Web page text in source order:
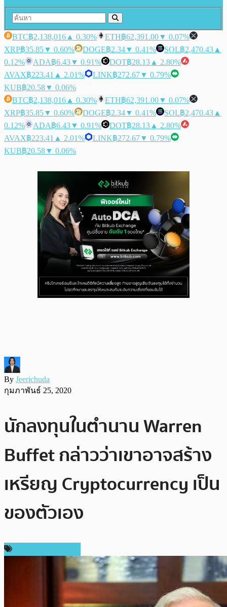
BTC฿2,138,016 ▲ 0.30% ETH฿62,391.00▼ 0.07%
XRP฿35.85▼ 0.60% DOGE฿2.34▼ 0.41% SOL฿2,470.43 ▲
0.12%
ADA฿6.43▼ 0.91% DOT฿28.13 ▲ 2.80%
AVAX฿223.41 ▲ 2.01% LINK฿272.67▼ 0.79%
KUB฿20.58▼ 0.06%
BTC฿2,138,016 ▲ 0.30% ETH฿62,391.00▼ 0.07%
XRP฿35.85▼ 0.60% DOGE฿2.34▼ 0.41% SOL฿2,470.43 ▲
0.12%
ADA฿6.43▼ 0.91% DOT฿28.13 ▲ 2.80%
AVAX฿223.41 ▲ 2.01% LINK฿272.67▼ 0.79%
KUB฿20.58▼ 0.06%
By Jeerichuda
กุมภาพันธ์ 25, 2020
นักลงทุนในตำนาน Warren
Buffet กล่าวว่าเขาอาจสร้าง
เหรียญ Cryptocurrency เป็น
ของตัวเอง